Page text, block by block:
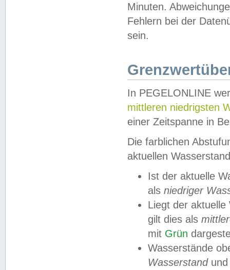
Minuten.
Fehlern bei der
sein.
In PEGELONLINE
mittleren niedrigsten
einer Zeitspanne in
Die farblichen
aktuellen
Ist der aktuelle
als niedriger
Liegt der
gilt dies als
mit Grün
Wasserstände
Wasserstandund